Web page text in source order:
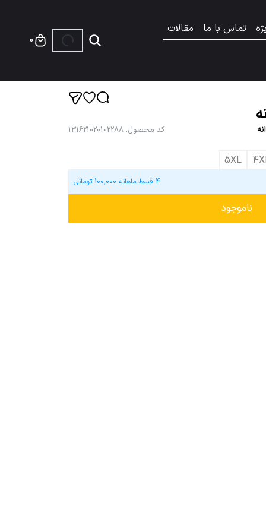
تماس با ما
مقالات
0
کد محصول:
131621020102288
5XL
4 قسط ماهانه 100,000 تومانی
ناموجود